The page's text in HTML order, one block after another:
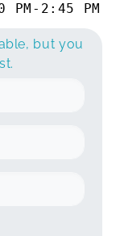
PM - 2:45 PM
but you